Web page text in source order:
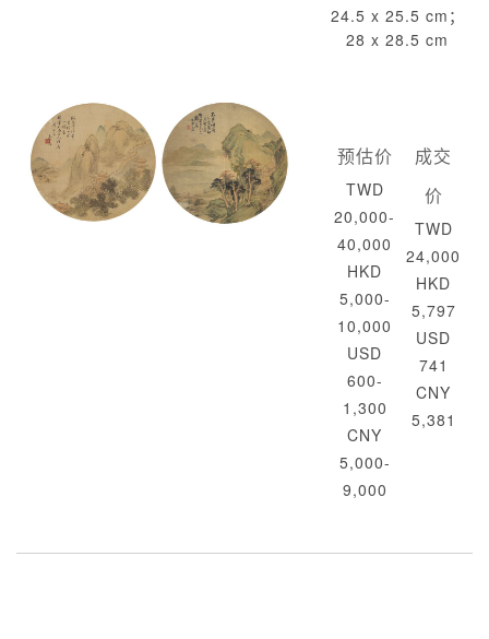
24.5 x 25.5 cm；
28 x 28.5 cm
预估价
TWD
20,000-
40,000
HKD
5,000-
10,000
USD
600-
1,300
CNY
5,000-
9,000
成交
价
TWD
24,000
HKD
5,797
USD
741
CNY
5,381